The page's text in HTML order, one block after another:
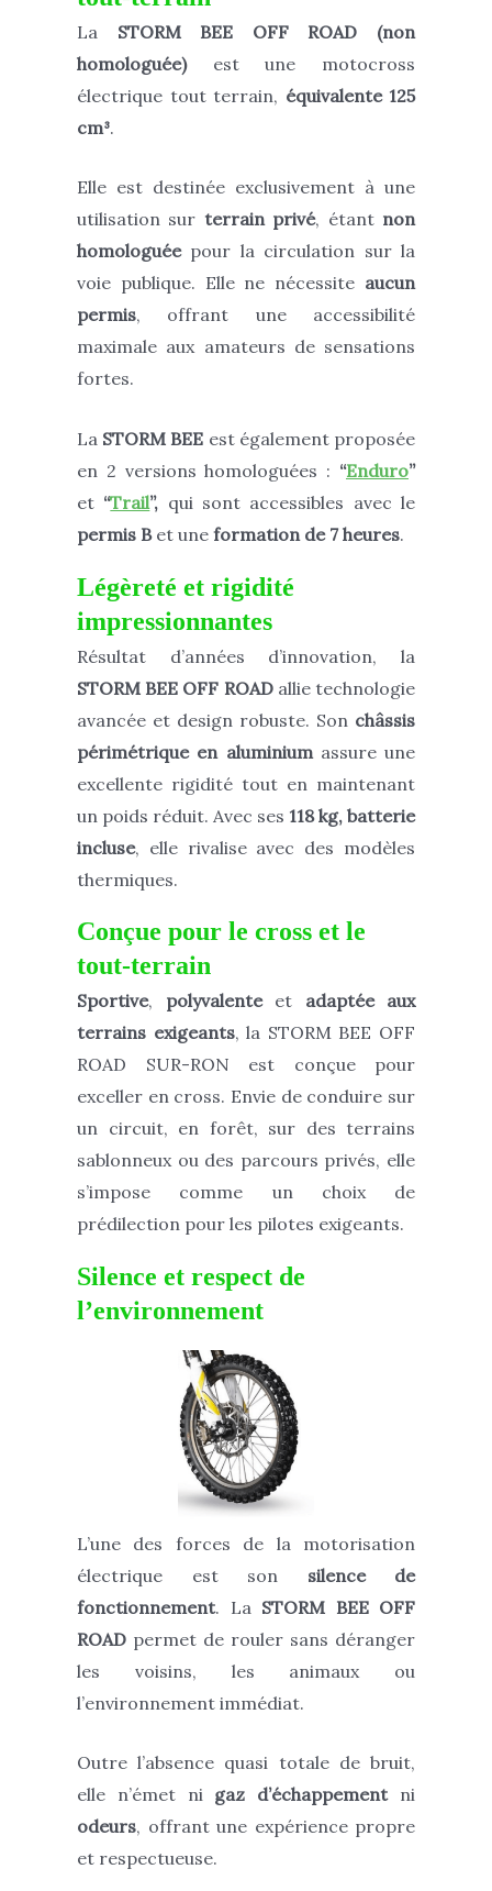
La STORM BEE OFF ROAD (non
homologuée)est une motocross
électrique tout terrain, équivalente 125
cm³.
Elle est destinée exclusivement à une
utilisation sur terrain privé, étant non
homologuéepour la circulation sur la
voie publique. Elle ne nécessite aucun
permis, offrant une accessibilité
maximale aux amateurs de sensations
fortes.
La STORM BEE est également proposée
en 2 versions homologuées : “Enduro”
et “Trail”, qui sont accessibles avec le
permis Bet une formation de 7 heures.
Légèreté et rigidité
impressionnantes
Résultat d’années d’innovation, la
STORM BEE OFF ROADallie technologie
avancée et design robuste. Son châssis
périmétrique en aluminiumassure une
excellente rigidité tout en maintenant
un poids réduit. Avec ses 118 kg, batterie
incluse, elle rivalise avec des modèles
thermiques.
Conçue pour le cross et le
tout-terrain
Sportive, polyvalente et adaptée aux
terrains exigeants, la STORM BEE OFF
ROAD SUR-RON est conçue pour
exceller en cross. Envie de conduire sur
un circuit, en forêt, sur des terrains
sablonneux ou des parcours privés, elle
s’impose comme un choix de
prédilection pour les pilotes exigeants.
Silence et respect de
l’environnement
L’une des forces de la motorisation
électrique est son silence de
fonctionnement. La STORM BEE OFF
ROAD permet de rouler sans déranger
les voisins, les animaux ou
l’environnement immédiat.
Outre l’absence quasi totale de bruit,
elle n’émet ni gaz d’échappementni
odeurs, offrant une expérience propre
et respectueuse.